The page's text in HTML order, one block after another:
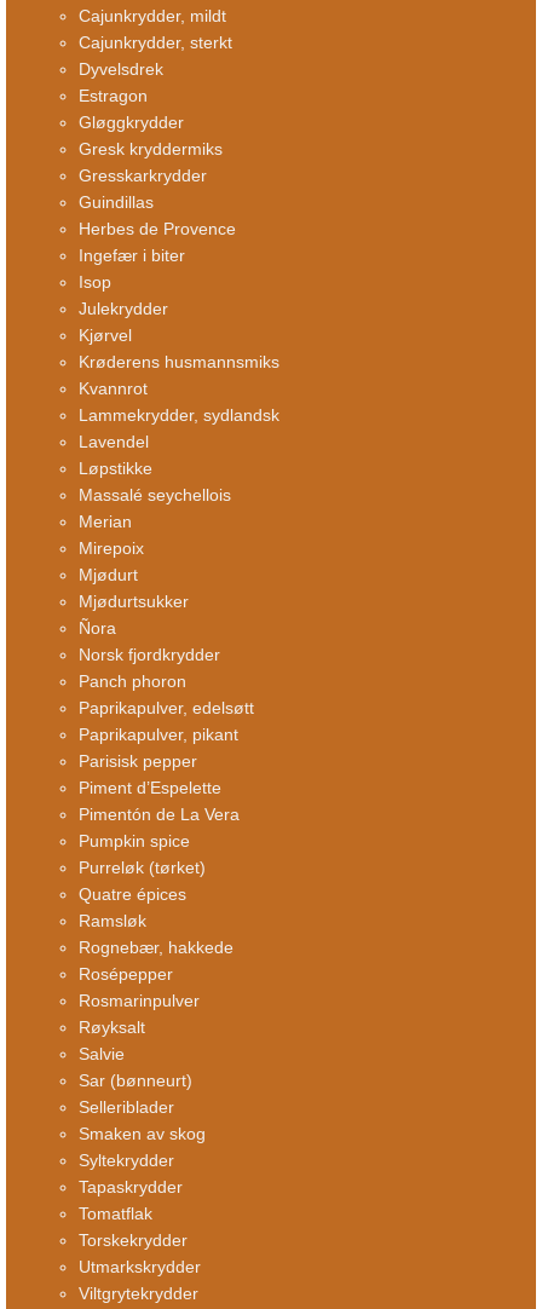
Cajunkrydder, mildt
Cajunkrydder, sterkt
Dyvelsdrek
Estragon
Gløggkrydder
Gresk kryddermiks
Gresskarkrydder
Guindillas
Herbes de Provence
Ingefær i biter
Isop
Julekrydder
Kjørvel
Krøderens husmannsmiks
Kvannrot
Lammekrydder, sydlandsk
Lavendel
Løpstikke
Massalé seychellois
Merian
Mirepoix
Mjødurt
Mjødurtsukker
Ñora
Norsk fjordkrydder
Panch phoron
Paprikapulver, edelsøtt
Paprikapulver, pikant
Parisisk pepper
Piment d’Espelette
Pimentón de La Vera
Pumpkin spice
Purreløk (tørket)
Quatre épices
Ramsløk
Rognebær, hakkede
Rosépepper
Rosmarinpulver
Røyksalt
Salvie
Sar (bønneurt)
Selleriblader
Smaken av skog
Syltekrydder
Tapaskrydder
Tomatflak
Torskekrydder
Utmarkskrydder
Viltgrytekrydder